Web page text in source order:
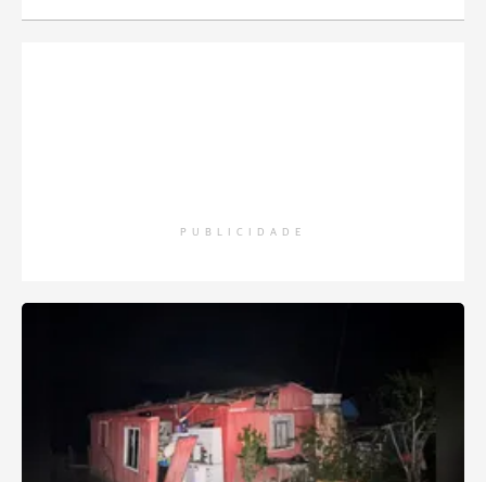
PUBLICIDADE